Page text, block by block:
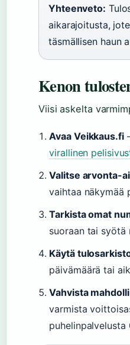
Yhteenveto:
aikarajoitusta,
täsmällisen haun
Kenon
Viisi askelta
Avaa Veikkaus.fi
virallinen
Valitse arvonta-
vaihtaa näkymää
Tarkista omat
suoraan tai syötä
Käytä
päivämäärä tai
Vahvista
varmista